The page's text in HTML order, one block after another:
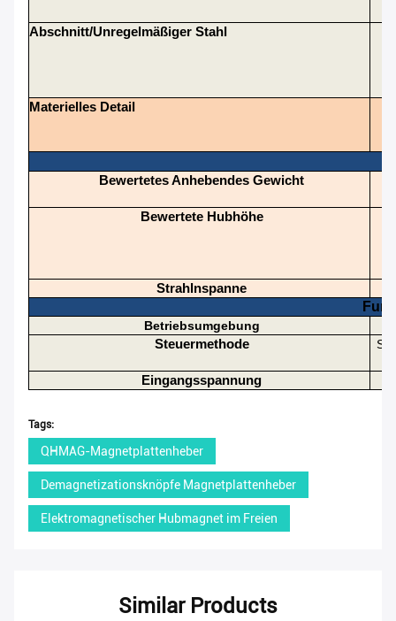
Abschnitt/unregelmäßiger Stahl
Materielles Detail
Bewertetes Anhebendes Gewicht
Bewertete Hubhöhe
Strahlnspanne
Betriebsumgebung
Steuermethode
Eingangsspannung
Tags:
QHMAG-Magnetplattenheber
Demagnetizationsknöpfe Magnetplattenheber
Elektromagnetischer Hubmagnet im Freien
Similar Products